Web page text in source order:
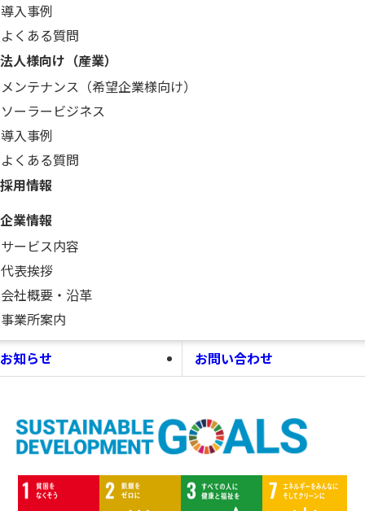
導入事例
よくある質問
法人様向け（産業）
メンテナンス（希望企業様向け）
ソーラービジネス
導入事例
よくある質問
採用情報
企業情報
サービス内容
代表挨拶
会社概要・沿革
事業所案内
お知らせ
お問い合わせ